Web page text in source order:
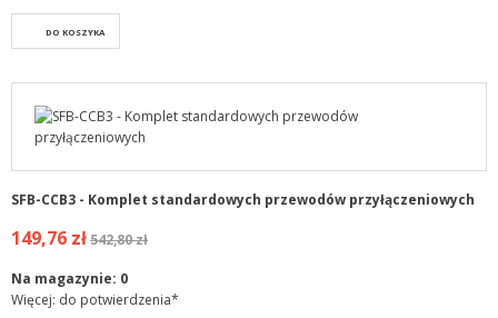
DO KOSZYKA
SFB-CCB3 - Komplet standardowych przewodów przyłączeniowych
149,76 zł542,80 zł
Na magazynie: 0
Więcej: do potwierdzenia*